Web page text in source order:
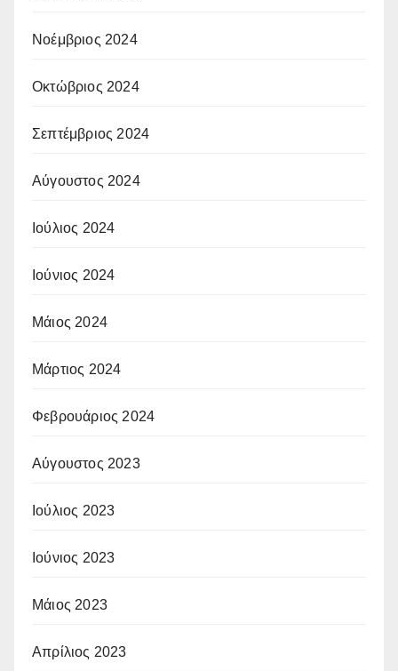
Νοέμβριος 2024
Οκτώβριος 2024
Σεπτέμβριος 2024
Αύγουστος 2024
Ιούλιος 2024
Ιούνιος 2024
Μάιος 2024
Μάρτιος 2024
Φεβρουάριος 2024
Αύγουστος 2023
Ιούλιος 2023
Ιούνιος 2023
Μάιος 2023
Απρίλιος 2023